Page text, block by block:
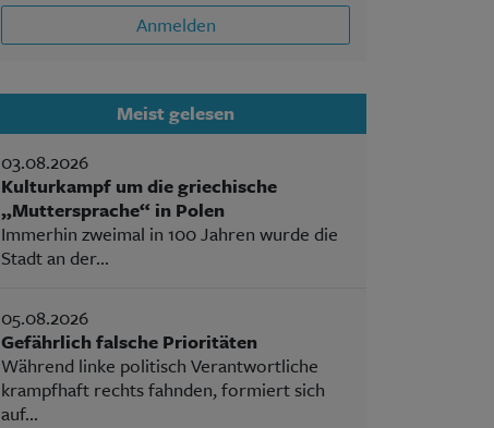
Anmelden
Meist gelesen
03.08.2026
Kulturkampf um die griechische
„Muttersprache“ in Polen
Immerhin zweimal in 100 Jahren wurde die
Stadt an der...
05.08.2026
Gefährlich falsche Prioritäten
Während linke politisch Verantwortliche
krampfhaft rechts fahnden, formiert sich
auf...